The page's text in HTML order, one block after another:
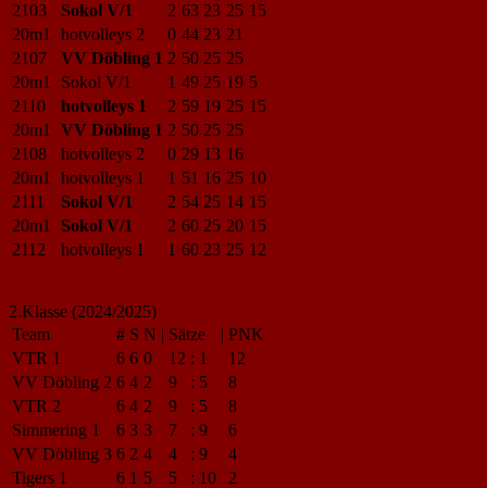
2103
Sokol V/1 2 63 23 25 15
20m1
hotvolleys 2 0 44 23 21
2107
VV Döbling 1 2 50 25 25
20m1
Sokol V/1 1 49 25 19 5
2110
hotvolleys 1 2 59 19 25 15
20m1
VV Döbling 1 2 50 25 25
2108
hotvolleys 2 0 29 13 16
20m1
hotvolleys 1 1 51 16 25 10
2111
Sokol V/1 2 54 25 14 15
20m1
Sokol V/1 2 60 25 20 15
2112
hotvolleys 1 1 60 23 25 12
2.Klasse (2024/2025)
Team
# S N | Sätze | PNK
VTR 1
6 6 0 12 : 1
12
VV Döbling 2 6 4 2 9 : 5
8
VTR 2
6 4 2 9 : 5
8
Simmering 1
6 3 3 7 : 9
6
VV Döbling 3 6 2 4 4 : 9
4
Tigers 1
6 1 5 5 : 10
2